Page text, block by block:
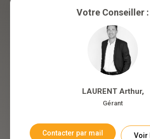
Votre Conseiller :
LAURENT Arthur,
Gérant
Contacter par mail Voir